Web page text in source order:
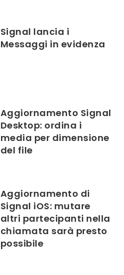
Signal lancia i
Messaggi in evidenza
Aggiornamento Signal
Desktop: ordina i
media per dimensione
del file
Aggiornamento di
Signal iOS: mutare
altri partecipanti nella
chiamata sarà presto
possibile